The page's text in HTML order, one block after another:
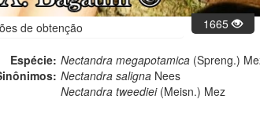
de obtenção 1665
Espécie: Nectandra megapotamica (Spreng.)
Nectandra saligna Nees
Nectandra tweediei(Meisn.) Mez